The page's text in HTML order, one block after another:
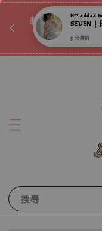
想訂製屬於自己
搜尋